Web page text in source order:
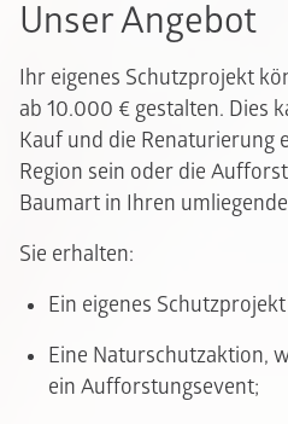
Unser Angebot
Ihr eigenes Schutzprojekt
ab 10.000 € gestalten. Dies
Kauf und die Renaturierung
Region sein oder die
Baumart in Ihren
Sie erhalten:
Ein eigenes
Eine Naturschutzaktion,
ein Aufforstungsevent;